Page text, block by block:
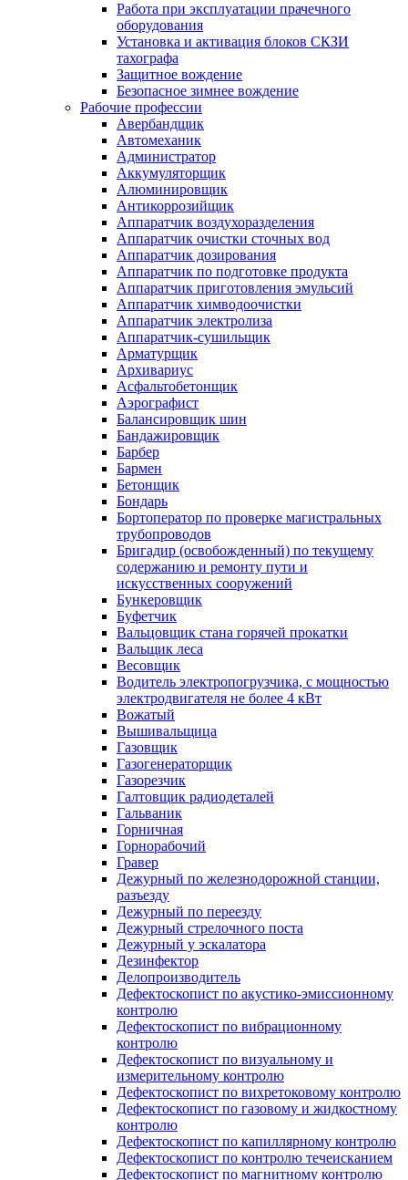
Работа при эксплуатации прачечного
оборудования
Установка и активация блоков СКЗИ
тахографа
Защитное вождение
Безопасное зимнее вождение
Рабочие профессии
Авербандщик
Автомеханик
Администратор
Аккумуляторщик
Алюминировщик
Антикоррозийщик
Аппаратчик воздухоразделения
Аппаратчик очистки сточных вод
Аппаратчик дозирования
Аппаратчик по подготовке продукта
Аппаратчик приготовления эмульсий
Аппаратчик химводоочистки
Аппаратчик электролиза
Аппаратчик-сушильщик
Арматурщик
Архивариус
Асфальтобетонщик
Аэрографист
Балансировщик шин
Бандажировщик
Барбер
Бармен
Бетонщик
Бондарь
Бортоператор по проверке магистральных
трубопроводов
Бригадир (освобожденный) по текущему
содержанию и ремонту пути и
искусственных сооружений
Бункеровщик
Буфетчик
Вальцовщик стана горячей прокатки
Вальщик леса
Весовщик
Водитель электропогрузчика, с мощностью
электродвигателя не более 4 кВт
Вожатый
Вышивальщица
Газовщик
Газогенераторщик
Газорезчик
Галтовщик радиодеталей
Гальваник
Горничная
Горнорабочий
Гравер
Дежурный по железнодорожной станции,
разъезду
Дежурный по переезду
Дежурный стрелочного поста
Дежурный у эскалатора
Дезинфектор
Делопроизводитель
Дефектоскопист по акустико-эмиссионному
контролю
Дефектоскопист по вибрационному
контролю
Дефектоскопист по визуальному и
измерительному контролю
Дефектоскопист по вихретоковому контролю
Дефектоскопист по газовому и жидкостному
контролю
Дефектоскопист по капиллярному контролю
Дефектоскопист по контролю течеисканием
Дефектоскопист по магнитному контролю